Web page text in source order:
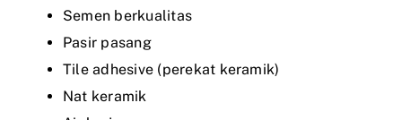
Semen berkualitas
Pasir pasang
Tile adhesive (perekat keramik)
Nat keramik